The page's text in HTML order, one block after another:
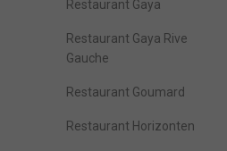
Restaurant Gaya
Restaurant Gaya Rive
Gauche
Restaurant Goumard
Restaurant Horizonten